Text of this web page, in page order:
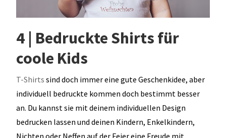
4 | Bedruckte Shirts für
coole Kids
T-Shirts sind doch immer eine gute Geschenkidee, aber
individuell bedruckte kommen doch bestimmt besser
an. Du kannst sie mit deinem individuellen Design
bedrucken lassen und deinen Kindern, Enkelkindern,